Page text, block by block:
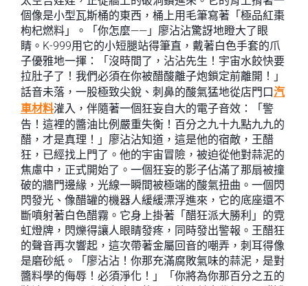
個像是小型瓦斯桶的東西，桶上用毛筆寫著「極品紅棗
枸杞燃料」。「你怎麼——」廖沾沾驚訝地瞪大了眼
睛。K-999用它的小短腿站得筆直，戴著白色手套的爪
子優雅地一揮：「沒時間了，沾沾先生！宇宙水餃快要
拉肚子了！我們必須在你被醋酸離子炮鎖定前離開！」
話音未落，一股極致尖銳、刺鼻的酸氣猛地從店門口汽
車材料灌入，伴隨著一個狂妄自大的電子音效：「警
告！這裡的醬油比例嚴重失衡！百分之九十九點九九的
醋，才是真理！」廖沾沾知道，這是他的宿敵，王醋
狂，已經找上門了。他的宇宙冒險，被迫從他對蒜泥的
焦慮中，正式開始了。一個狂妄的影子佔滿了那扇被撞
破的牆門邊緣，光線一瞬間被極端的酸氣扭曲。一個閃
閃發光、像醋罐的機器人緩緩漂浮進來，它的底座還不
斷噴射著白色醋霧。它身上掛著「醋狂派大勝利」的霓
虹燈牌，閃爍得讓人眼睛發疼，同時發出警報。王醋狂
的聲音再次響起，這次帶著金屬回音的嘲弄，刺耳得像
是磨砂紙。「廖沾沾！你那充滿腐敗氣味的蒜泥，是對
醬料學的侮辱！必須淨化！」「你將為你那百分之五的